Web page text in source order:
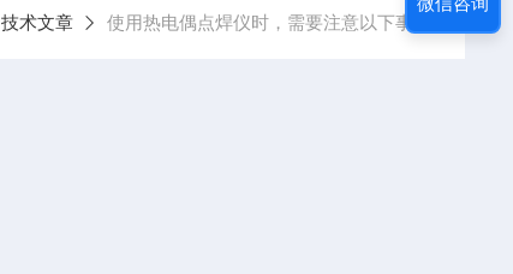
技术文章 使用热电偶点焊仪时，需要注意以下事项